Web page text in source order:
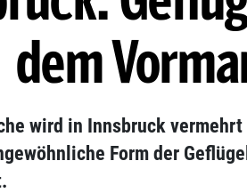
dem
wird in Innsbruck vermehrt
Form der